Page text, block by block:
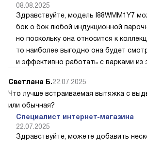
08.08.2025
Здравствуйте, модель I88WMM1Y7
бок о бок любой индукционной
но поскольку она относится к
то наиболее выгодно она будет
и эффективно работать с варками из
Светлана Б.22.07.2025
Что лучше встраиваемая вытяжка с
или обычная?
Специалист интернет-магазина
22.07.2025
Здравствуйте, можете добавить